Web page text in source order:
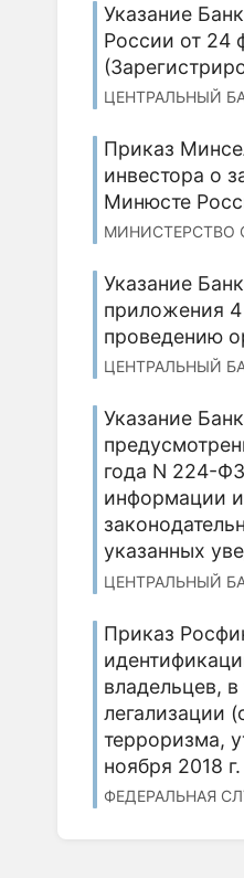
Указание
России от 24
ЦЕНТРАЛЬНЫЙ
Приказ
инвестора о
Минюсте
МИНИСТЕРСТВО
Указание
приложения
проведению
ЦЕНТРАЛЬНЫЙ
Указание
года N 224-
информации
указанных
ЦЕНТРАЛЬНЫЙ
Приказ
владельцев,
легализации
терроризма,
ноября 2018
ФЕДЕРАЛЬНАЯ